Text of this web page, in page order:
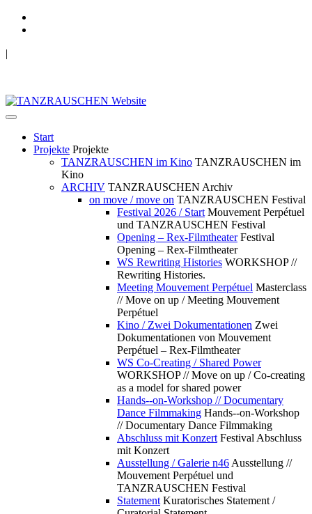
|
Start
Projekte Projekte
TANZRAUSCHEN im Kino TANZRAUSCHEN im
Kino
ARCHIV TANZRAUSCHEN Archiv
on move / move on TANZRAUSCHEN Festival
Festival 2026 / Start Mouvement Perpétuel
und TANZRAUSCHEN Festival
Opening – Rex-Filmtheater Festival
Opening – Rex-Filmtheater
WS Rewriting Histories WORKSHOP //
Rewriting Histories.
Meeting Mouvement Perpétuel Masterclass
// Move on up / Meeting Mouvement
Perpétuel
Kino / Zwei Dokumentationen Zwei
Dokumentationen von Mouvement
Perpétuel – Rex-Filmtheater
WS Co-Creating / Shared Power
WORKSHOP // Move on up / Co-creating
as a model for shared power
Hands--on-Workshop // Documentary
Dance Filmmaking Hands--on-Workshop
// Documentary Dance Filmmaking
Abschluss mit Konzert Festival Abschluss
mit Konzert
Ausstellung / Galerie n46 Ausstellung //
Mouvement Perpétuel und
TANZRAUSCHEN Festival
Statement Kuratorisches Statement /